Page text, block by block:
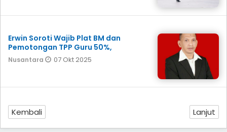
Erwin Soroti Wajib Plat BM dan
Pemotongan TPP Guru 50%,
Nusantara 07 Okt 2025
Kembali Lanjut